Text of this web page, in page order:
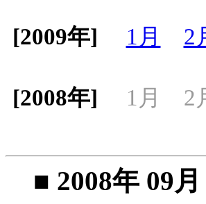
[2009年]
1月 2
[2008年]
1月 2
■ 2008年 09